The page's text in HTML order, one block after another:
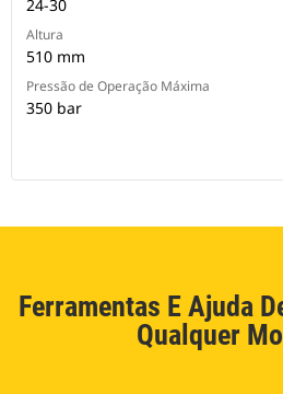
24-30
Altura
510 mm
Pressão de Operação Máxima
350 bar
Ferramentas E Ajuda
Qualquer